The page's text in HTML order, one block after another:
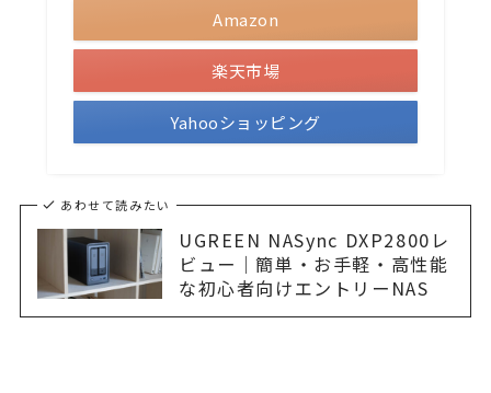
Amazon
楽天市場
Yahooショッピング
あわせて読みたい
UGREEN NASync DXP2800レ
ビュー｜簡単・お手軽・高性能
な初心者向けエントリーNAS